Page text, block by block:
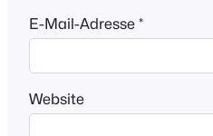
E-Mail-Adresse *
Website